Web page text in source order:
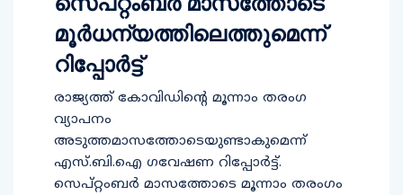
മൂര്‍ധന്യത്തിലെത്തുമെന്ന്
റിപ്പോർട്ട്
രാജ്യത്ത് കോവിഡിന്‍റെ മൂന്നാം തരംഗ
വ്യാപനം
അടുത്തമാസത്തോടെയുണ്ടാകുമെന്ന്
എസ്.ബി.ഐ ഗവേഷണ റിപ്പോര്‍ട്ട്.
സെപ്റ്റംബര്‍ മാസത്തോടെ മൂന്നാം തരംഗം